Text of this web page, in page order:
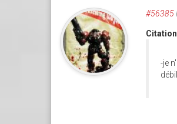
#56385
Citation
-je